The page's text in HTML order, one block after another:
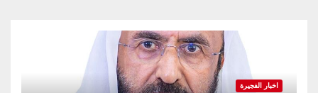
اخبار الفجيرة